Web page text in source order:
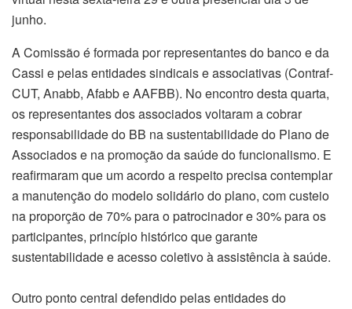
junho.
A Comissão é formada por representantes do banco e da
Cassi e pelas entidades sindicais e associativas (Contraf-
CUT, Anabb, Afabb e AAFBB). No encontro desta quarta,
os representantes dos associados voltaram a cobrar
responsabilidade do BB na sustentabilidade do Plano de
Associados e na promoção da saúde do funcionalismo. E
reafirmaram que um acordo a respeito precisa contemplar
a manutenção do modelo solidário do plano, com custeio
na proporção de 70% para o patrocinador e 30% para os
participantes, princípio histórico que garante
sustentabilidade e acesso coletivo à assistência à saúde.
Outro ponto central defendido pelas entidades do